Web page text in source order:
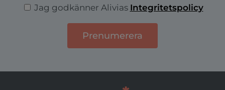
Jag godkänner Alivias Integritetspolicy